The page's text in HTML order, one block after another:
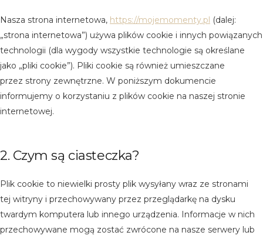
Nasza strona internetowa, https://mojemomenty.pl (dalej:
„strona internetowa”) używa plików cookie i innych powiązanych
technologii (dla wygody wszystkie technologie są określane
jako „pliki cookie”). Pliki cookie są również umieszczane
przez strony zewnętrzne. W poniższym dokumencie
informujemy o korzystaniu z plików cookie na naszej stronie
internetowej.
2. Czym są ciasteczka?
Plik cookie to niewielki prosty plik wysyłany wraz ze stronami
tej witryny i przechowywany przez przeglądarkę na dysku
twardym komputera lub innego urządzenia. Informacje w nich
przechowywane mogą zostać zwrócone na nasze serwery lub